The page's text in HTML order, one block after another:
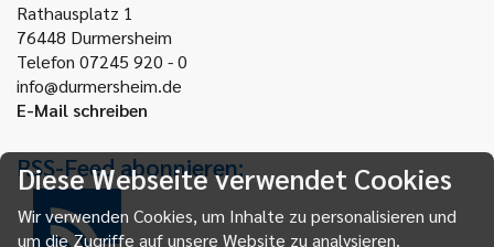
Rathausplatz 1
76448 Durmersheim
Telefon 07245 920 - 0
info@durmersheim.de
E-Mail schreiben
RSS-Feed abonnieren:
Diese Webseite verwendet Cookies
Wir verwenden Cookies, um Inhalte zu personalisieren und
um die Zugriffe auf unsere Website zu analysieren.